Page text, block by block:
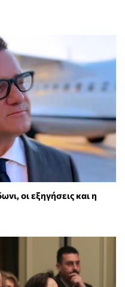
οι εξηγήσεις και η